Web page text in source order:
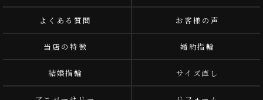
よくある質問 お客様の声
当店の特徴 婚約指輪
結婚指輪 サイズ直し